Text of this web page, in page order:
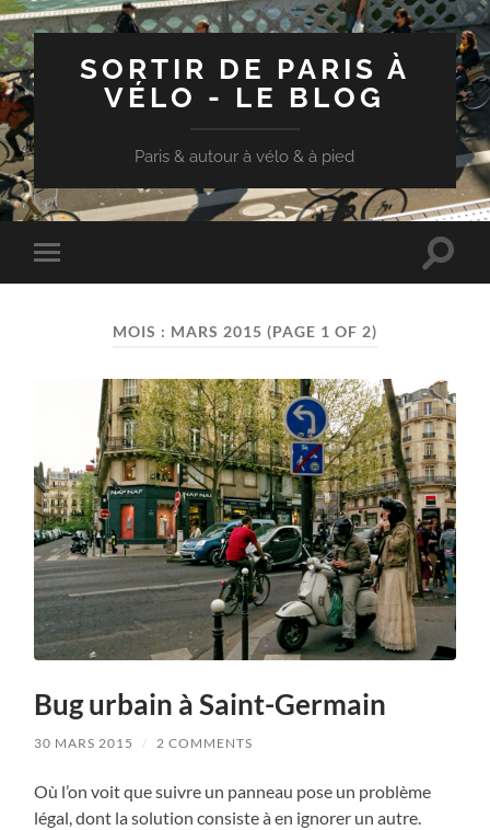
SORTIR DE PARIS À
VÉLO - LE BLOG
Paris & autour à vélo & à pied
Toggle
mobile
Toggle
MOIS : MARS 2015 (PAGE 1 OF 2)
Bug urbain à Saint-Germain
30 MARS 2015 / 2 COMMENTS
Où l’on voit que suivre un panneau pose un problème
légal, dont la solution consiste à en ignorer un autre.